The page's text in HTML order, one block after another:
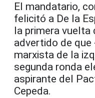
El mandatario,
felicitó a De la
la primera vuelta
advertido de que
marxista de la
segunda ronda
aspirante del
Cepeda.